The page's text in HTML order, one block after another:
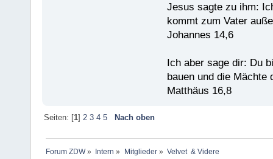
Jesus sagte zu ihm:
kommt zum Vater
Johannes 14,6
Ich aber sage dir: Du
bauen und die Mächte
Matthäus 16,8
Seiten: [1] 2 3 4 5 Nach oben
Forum ZDW» Intern » Mitglieder» Velvet  & Videre